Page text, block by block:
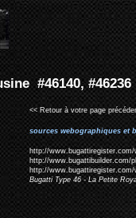
<< Retour à votre page
sources webographiques et
http://
http://www.bugattibuilder.com/
http://
Bugatti Type 46 - La Petite